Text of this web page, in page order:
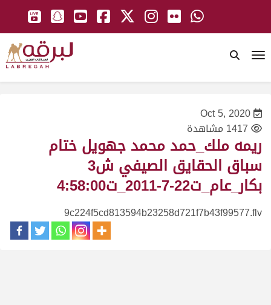
Oct 5, 2020
1417 مشاهدة
ريمه ملك_حمد محمد جهويل ختام
سباق الحقايق الصيفي ش3
بكار_عام_ت22-7-2011_ت4:58:00
9c224f5cd813594b23258d721f7b43f99577.flv